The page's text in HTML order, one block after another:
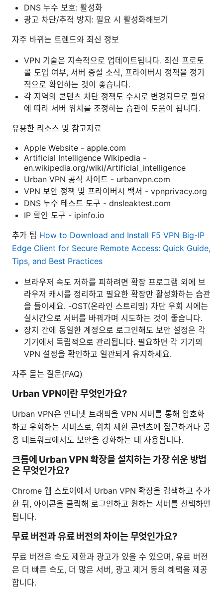
DNS 누수 보호: 활성화
광고 차단/추적 방지: 필요 시 활성화해보기
자주 바뀌는 트렌드와 최신 정보
VPN 기술은 지속적으로 업데이트됩니다. 최신 프로토
콜 도입 여부, 서버 증설 소식, 프라이버시 정책을 정기
적으로 확인하는 것이 좋습니다.
각 지역의 콘텐츠 차단 정책도 수시로 변경되므로 필요
에 따라 서버 위치를 조정하는 습관이 도움이 됩니다.
유용한 리소스 및 참고자료
Apple Website - apple.com
Artificial Intelligence Wikipedia -
en.wikipedia.org/wiki/Artificial_intelligence
Urban VPN 공식 사이트 - urbanvpn.com
VPN 보안 정책 및 프라이버시 백서 - vpnprivacy.org
DNS 누수 테스트 도구 - dnsleaktest.com
IP 확인 도구 - ipinfo.io
추가 팁 How to Download and Install F5 VPN Big-IP
Edge Client for Secure Remote Access: Quick Guide,
Tips, and Best Practices
브라우저 속도 저하를 피하려면 확장 프로그램 외에 브
라우저 캐시를 정리하고 필요한 확장만 활성화하는 습관
을 들이세요. -OST(온라인 스트리밍) 차단 우회 시에는
실시간으로 서버를 바꿔가며 시도하는 것이 좋습니다.
장치 간에 동일한 계정으로 로그인해도 보안 설정은 각
기기에서 독립적으로 관리됩니다. 필요하면 각 기기의
VPN 설정을 확인하고 일관되게 유지하세요.
자주 묻는 질문(FAQ)
Urban VPN이란 무엇인가요?
Urban VPN은 인터넷 트래픽을 VPN 서버를 통해 암호화
하고 우회하는 서비스로, 위치 제한 콘텐츠에 접근하거나 공
용 네트워크에서도 보안을 강화하는 데 사용됩니다.
크롬에 Urban VPN 확장을 설치하는 가장 쉬운 방법
은 무엇인가요?
Chrome 웹 스토어에서 Urban VPN 확장을 검색하고 추가
한 뒤, 아이콘을 클릭해 로그인하고 원하는 서버를 선택하면
됩니다.
무료 버전과 유료 버전의 차이는 무엇인가요?
무료 버전은 속도 제한과 광고가 있을 수 있으며, 유료 버전
은 더 빠른 속도, 더 많은 서버, 광고 제거 등의 혜택을 제공
합니다.